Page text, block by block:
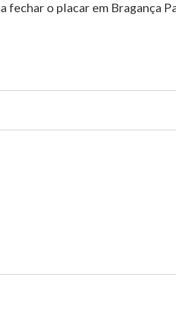
fechar o placar em Bragança